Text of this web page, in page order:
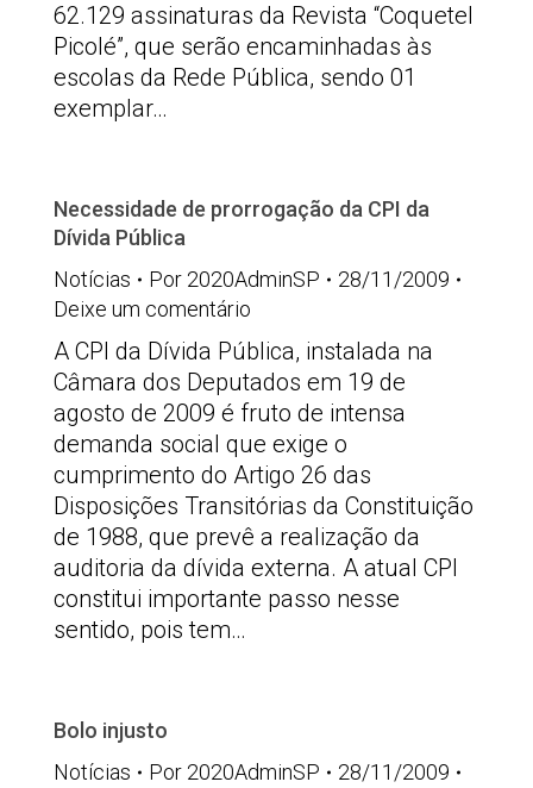
62.129 assinaturas da Revista “Coquetel
Picolé”, que serão encaminhadas às
escolas da Rede Pública, sendo 01
exemplar…
Necessidade de prorrogação da CPI da
Dívida Pública
Notícias
Por 2020AdminSP
28/11/2009
Deixe um comentário
A CPI da Dívida Pública, instalada na
Câmara dos Deputados em 19 de
agosto de 2009 é fruto de intensa
demanda social que exige o
cumprimento do Artigo 26 das
Disposições Transitórias da Constituição
de 1988, que prevê a realização da
auditoria da dívida externa. A atual CPI
constitui importante passo nesse
sentido, pois tem…
Bolo injusto
Notícias
Por 2020AdminSP
28/11/2009